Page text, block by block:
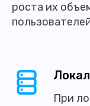
роста их
При